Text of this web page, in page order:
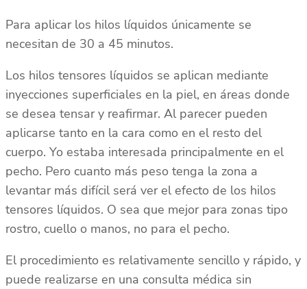
Para aplicar los hilos líquidos únicamente se
necesitan de 30 a 45 minutos.
Los hilos tensores líquidos se aplican mediante
inyecciones superficiales en la piel, en áreas donde
se desea tensar y reafirmar. Al parecer pueden
aplicarse tanto en la cara como en el resto del
cuerpo. Yo estaba interesada principalmente en el
pecho. Pero cuanto más peso tenga la zona a
levantar más difícil será ver el efecto de los hilos
tensores líquidos. O sea que mejor para zonas tipo
rostro, cuello o manos, no para el pecho.
El procedimiento es relativamente sencillo y rápido, y
puede realizarse en una consulta médica sin